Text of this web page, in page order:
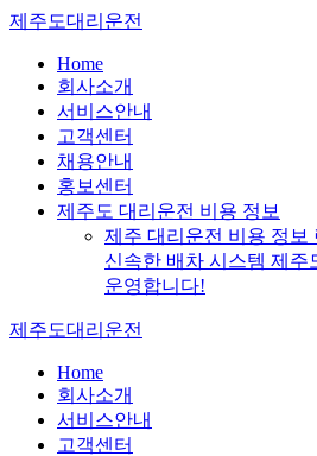
Skip
content
제주도대리운전
Home
회사소개
서비스안내
고객센터
채용안내
홍보센터
제주도 대리운전 비용 정보
제주 대리운전 비용 정보
신속한 배차 시스템 제주
운영합니다!
제주도대리운전
Home
회사소개
서비스안내
고객센터